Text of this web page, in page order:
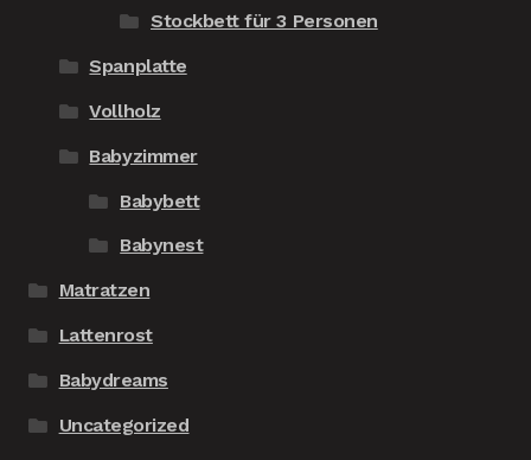
Stockbett für 3 Personen
Spanplatte
Vollholz
Babyzimmer
Babybett
Babynest
Matratzen
Lattenrost
Babydreams
Uncategorized